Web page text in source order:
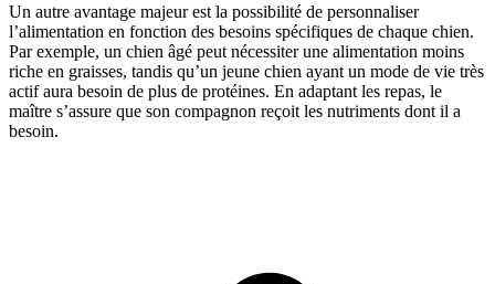
Un autre avantage majeur est la possibilité de personnaliser
l’alimentation en fonction des besoins spécifiques de chaque chien.
Par exemple, un chien âgé peut nécessiter une alimentation moins
riche en graisses, tandis qu’un jeune chien ayant un mode de vie très
actif aura besoin de plus de protéines. En adaptant les repas, le
maître s’assure que son compagnon reçoit les nutriments dont il a
besoin.